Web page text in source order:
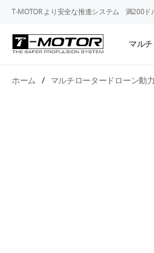
T-MOTOR より安全な推進システム 満200ド
マル
ホーム / マルチロータードローン動力